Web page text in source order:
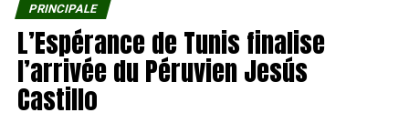
PRINCIPALE
L’Espérance de Tunis finalise
l’arrivée du Péruvien Jesús
Castillo